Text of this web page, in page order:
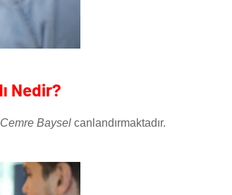
Nedir?
Cemre Baysel canlandırmaktadır.